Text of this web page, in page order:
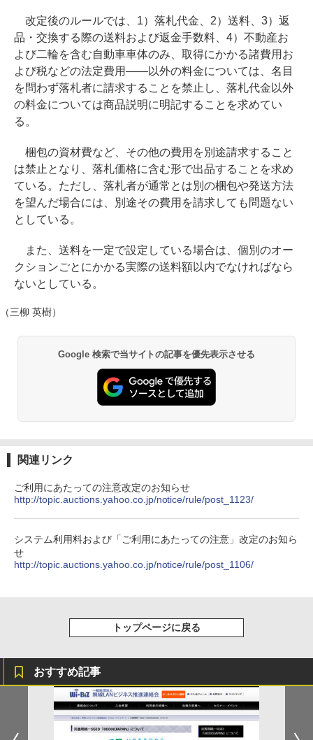
改定後のルールでは、1）落札代金、2）送料、3）返
品・交換する際の送料および返金手数料、4）不動産お
よび二輪を含む自動車車体のみ、取得にかかる諸費用お
よび税などの法定費用――以外の料金については、名目
を問わず落札者に請求することを禁止し、落札代金以外
の料金については商品説明に明記することを求めてい
る。
梱包の資材費など、その他の費用を別途請求すること
は禁止となり、落札価格に含む形で出品することを求め
ている。ただし、落札者が通常とは別の梱包や発送方法
を望んだ場合には、別途その費用を請求しても問題ない
としている。
また、送料を一定で設定している場合は、個別のオー
クションごとにかかる実際の送料額以内でなければなら
ないとしている。
（三柳 英樹）
Google 検索で当サイトの記事を優先表示させる
関連リンク
ご利用にあたっての注意改定のお知らせ
http://topic.auctions.yahoo.co.jp/notice/rule/post_1123/
システム利用料および「ご利用にあたっての注意」改定のお知ら
せ
http://topic.auctions.yahoo.co.jp/notice/rule/post_1106/
トップページに戻る
おすすめ記事